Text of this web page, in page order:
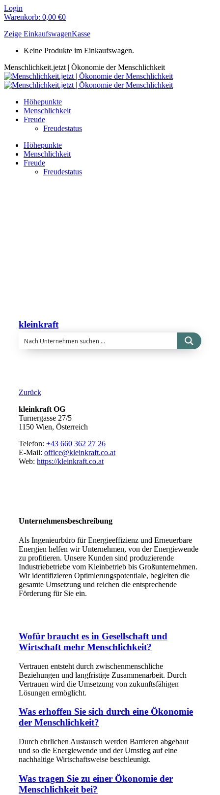
Zum
Inhalt
Login
Warenkorb: 0,00 €0
Zeige EinkaufswagenKasse
Keine Produkte im Einkaufswagen.
Menschlichkeit.jetzt | Ökonomie der Menschlichkeit
Höhepunkte
Menschlichkeit
Freude
Freudestatus
Höhepunkte
Menschlichkeit
Freude
Freudestatus
kleinkraft
Zurück
kleinkraft OG
Turnergasse 27/5
1150 Wien, Österreich
Telefon: +43 660 362 27 26
E-Mail: office@kleinkraft.co.at
Web: https://kleinkraft.co.at
Unternehmensbeschreibung
Als Ingenieurbüro für Energieeffizienz und Erneuerbare
Energien helfen wir Unternehmen, von der Energiewende
zu profitieren. Unsere Kunden sind produzierende
Industriebetriebe vom Kleinbetrieb bis Großunternehmen.
Wir identifizieren Optimierungspotentiale, begleiten die
gesamte Umsetzung und reichen die entsprechende
Förderung für Sie ein.
Wofür braucht es in Gesellschaft und
Wirtschaft mehr Menschlichkeit?
Vertrauen entsteht durch zwischenmenschliche
Beziehungen und langfristige Zusammenarbeit. Durch
Vertrauen wird die Umsetzung von zukunftsfähigen
Lösungen ermöglicht.
Was erhoffen Sie sich durch eine Ökonomie
der Menschlichkeit?
Durch ehrlichen Austausch werden Barrieren abgebaut
und so die Energiewende und der Umstieg auf eine
nachhaltige Wirtschaftsweise beschleunigt.
Was tragen Sie zu einer Ökonomie der
Menschlichkeit bei?